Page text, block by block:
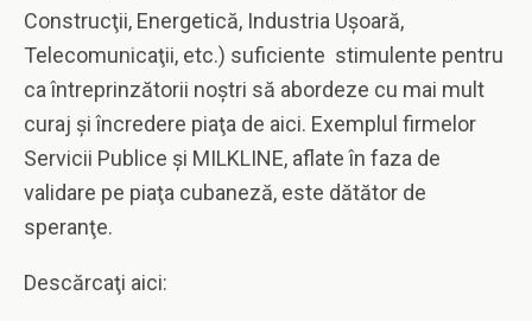
Construcţii, Energetică, Industria Uşoară,
Telecomunicaţii, etc.) suficiente stimulente pentru
ca întreprinzătorii noştri să abordeze cu mai mult
curaj şi încredere piaţa de aici. Exemplul firmelor
Servicii Publice şi MILKLINE, aflate în faza de
validare pe piaţa cubaneză, este dătător de
speranţe.
Descărcaţi aici: